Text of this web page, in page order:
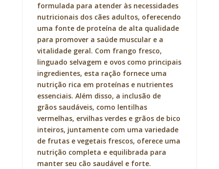
formulada para atender às necessidades
nutricionais dos cães adultos, oferecendo
uma fonte de proteína de alta qualidade
para promover a saúde muscular e a
vitalidade geral. Com frango fresco,
linguado selvagem e ovos como principais
ingredientes, esta ração fornece uma
nutrição rica em proteínas e nutrientes
essenciais. Além disso, a inclusão de
grãos saudáveis, como lentilhas
vermelhas, ervilhas verdes e grãos de bico
inteiros, juntamente com uma variedade
de frutas e vegetais frescos, oferece uma
nutrição completa e equilibrada para
manter seu cão saudável e forte.